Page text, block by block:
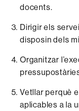
docents.
Dirigirels
disposin dels
Organitzar
Vetllarperquè
aplicables a la